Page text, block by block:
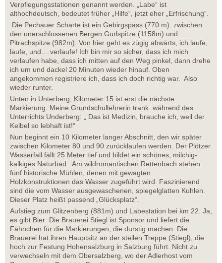
Verpflegungsstationen genannt werden. „Labe“ ist
althochdeutsch, bedeutet früher „Hilfe“, jetzt eher „Erfrischung“.
Die Pechauer Scharte ist ein Gebirgspass (770 m) zwischen
den unerschlossenen Bergen Gurlspitze (1158m) und
Pitrachspitze (982m). Von hier geht es zügig abwärts, ich laufe,
laufe, und….verlaufe! Ich bin mir so sicher, dass ich mich
verlaufen habe, dass ich mitten auf den Weg pinkel, dann drehe
ich um und dackel 20 Minuten wieder hinauf. Oben
angekommen registriere ich, dass ich doch richtig war. Also
wieder runter.
Unten in Unterberg, Kilometer 15 ist erst die nächste
Markierung. Meine Grundschullehrerin trank während des
Unterrichts Underberg: „ Das ist Medizin, brauche ich, weil der
Kelbel so lebhaft ist!“
Nun beginnt ein 10 Kilometer langer Abschnitt, den wir später
zwischen Kilometer 80 und 90 zurücklaufen werden. Der Plötzer
Wasserfall fällt 25 Meter tief und bildet ein schönes, milchig-
kalkiges Naturbad. Am wildromantischen Rettenbach stehen
fünf historische Mühlen, denen mit gewagten
Holzkonstruktionen das Wasser zugeführt wird. Faszinierend
sind die vom Wasser ausgewaschenen, spiegelglatten Kuhlen.
Dieser Platz heißt passend „Glücksplatz“.
Aufstieg zum Glitzenberg (881m) und Labestation bei km 22. Ja,
es gibt Bier: Die Brauerei Stiegl ist Sponsor und liefert die
Fähnchen für die Markierungen, die durstig machen. Die
Brauerei hat ihren Hauptsitz an der steilen Treppe (Stiegl), die
hoch zur Festung Hohensalzburg in Salzburg führt. Nicht zu
verwechseln mit dem Obersalzberg, wo der Adlerhost vom